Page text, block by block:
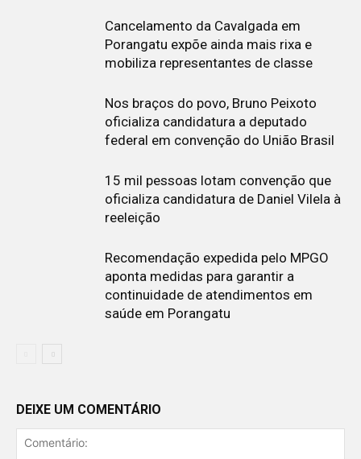
Cancelamento da Cavalgada em
Porangatu expõe ainda mais rixa e
mobiliza representantes de classe
Nos braços do povo, Bruno Peixoto
oficializa candidatura a deputado
federal em convenção do União Brasil
15 mil pessoas lotam convenção que
oficializa candidatura de Daniel Vilela à
reeleição
Recomendação expedida pelo MPGO
aponta medidas para garantir a
continuidade de atendimentos em
saúde em Porangatu
DEIXE UM COMENTÁRIO